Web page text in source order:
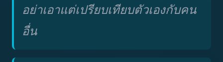
อย่าเอาแต่เปรียบเทียบตัวเองกับคน
อื่น